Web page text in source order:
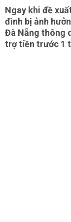
Ngay khi đề
đình bị ảnh
Đà Nẵng thông
trợ tiền trước 1